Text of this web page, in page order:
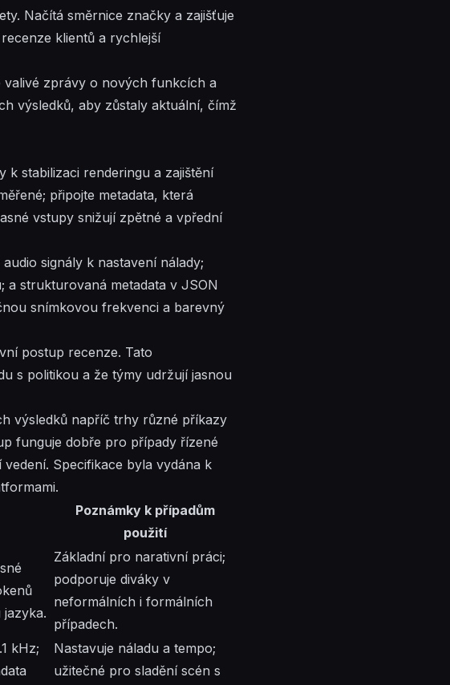
Načítá směrnice značky a zajišťuje
klientů a rychlejší
zprávy o nových funkcích a
výsledků, aby zůstaly aktuální, čímž
k stabilizaci renderingu a zajištění
připojte metadata, která
vstupy snižují zpětné a vpřední
signály k nastavení nálady;
a strukturovaná metadata v JSON
snímkovou frekvenci a barevný
postup recenze. Tato
s politikou a že týmy udržují jasnou
výsledků napříč trhy různé příkazy
funguje dobře pro případy řízené
Specifikace byla vydána k
Poznámky k případům
použití
Základní pro narativní práci;
podporuje diváky v
neformálních i formálních
případech.
kHz;
Nastavuje náladu a tempo;
užitečné pro sladění scén s